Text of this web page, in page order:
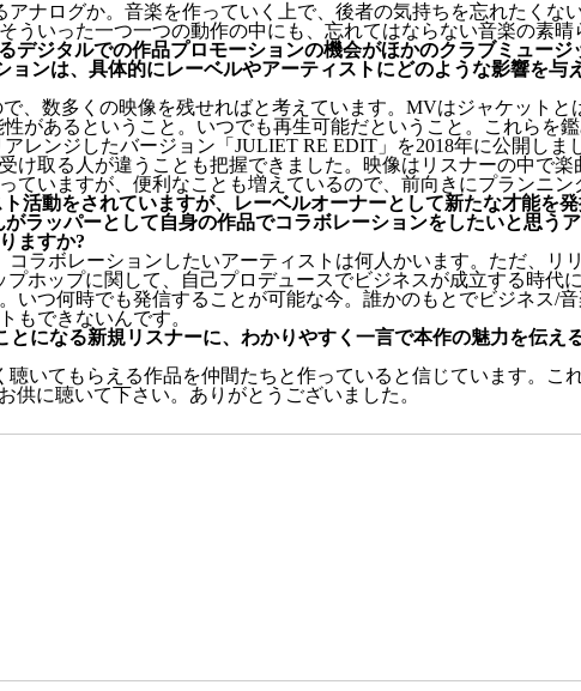
ナログか。音楽を作っていく上で、後者の気持ちを忘れたくな
いった一つ一つの動作の中にも、忘れてはならない音楽の素晴
ジタルでの作品プロモーションの機会がほかのクラブミュー
ンは、具体的にレーベルやアーティストにどのような影響を
、数多くの映像を残せればと考えています。MVはジャケット
があるということ。いつでも再生可能だということ。これらを
レンジしたバージョン「JULIET RE EDIT」を2018年に公開し
け取る人が違うことも把握できました。映像はリスナーの中で
いますが、便利なことも増えているので、前向きにプランニン
活動をされていますが、レーベルオーナーとして新たな才能を
ラッパーとして自身の作品でコラボレーションをしたいと思う
ますか?
ラボレーションしたいアーティストは何人かいます。ただ、リ
ホップに関して、自己プロデュースでビジネスが成立する時代
いつ何時でも発信することが可能な今。誰かのもとでビジネス/
もできないんです。
になる新規リスナーに、わかりやすく一言で本作の魅力を伝え
いてもらえる作品を仲間たちと作っていると信じています。こ
供に聴いて下さい。ありがとうございました。